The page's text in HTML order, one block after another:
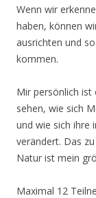
Wenn wir
haben, können
ausrichten und
kommen.
Mir persönlich ist
sehen, wie sich
und wie sich ihre
verändert. Das
Natur ist mein
Maximal 12